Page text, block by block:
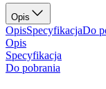
Opis
OpisSpecyfikacjaDo
Opis
Specyfikacja
Do pobrania